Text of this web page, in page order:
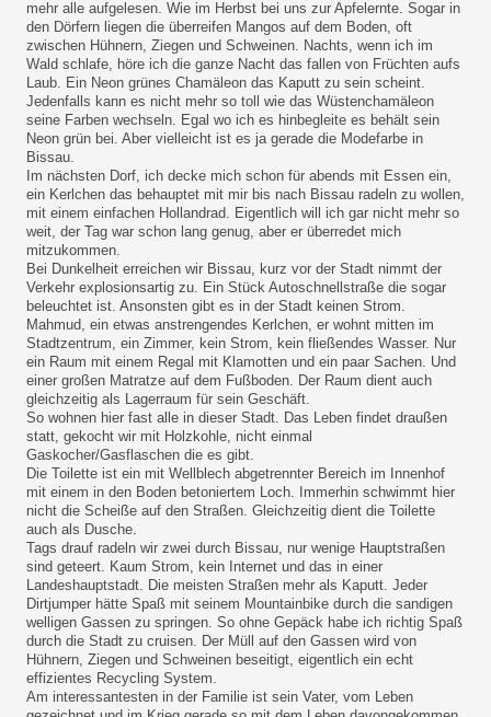
mehr alle aufgelesen. Wie im Herbst bei uns zur Apfelernte. Sogar in
den Dörfern liegen die überreifen Mangos auf dem Boden, oft
zwischen Hühnern, Ziegen und Schweinen. Nachts, wenn ich im
Wald schlafe, höre ich die ganze Nacht das fallen von Früchten aufs
Laub. Ein Neon grünes Chamäleon das Kaputt zu sein scheint.
Jedenfalls kann es nicht mehr so toll wie das Wüstenchamäleon
seine Farben wechseln. Egal wo ich es hinbegleite es behält sein
Neon grün bei. Aber vielleicht ist es ja gerade die Modefarbe in
Bissau.
Im nächsten Dorf, ich decke mich schon für abends mit Essen ein,
ein Kerlchen das behauptet mit mir bis nach Bissau radeln zu wollen,
mit einem einfachen Hollandrad. Eigentlich will ich gar nicht mehr so
weit, der Tag war schon lang genug, aber er überredet mich
mitzukommen.
Bei Dunkelheit erreichen wir Bissau, kurz vor der Stadt nimmt der
Verkehr explosionsartig zu. Ein Stück Autoschnellstraße die sogar
beleuchtet ist. Ansonsten gibt es in der Stadt keinen Strom.
Mahmud, ein etwas anstrengendes Kerlchen, er wohnt mitten im
Stadtzentrum, ein Zimmer, kein Strom, kein fließendes Wasser. Nur
ein Raum mit einem Regal mit Klamotten und ein paar Sachen. Und
einer großen Matratze auf dem Fußboden. Der Raum dient auch
gleichzeitig als Lagerraum für sein Geschäft.
So wohnen hier fast alle in dieser Stadt. Das Leben findet draußen
statt, gekocht wir mit Holzkohle, nicht einmal
Gaskocher/Gasflaschen die es gibt.
Die Toilette ist ein mit Wellblech abgetrennter Bereich im Innenhof
mit einem in den Boden betoniertem Loch. Immerhin schwimmt hier
nicht die Scheiße auf den Straßen. Gleichzeitig dient die Toilette
auch als Dusche.
Tags drauf radeln wir zwei durch Bissau, nur wenige Hauptstraßen
sind geteert. Kaum Strom, kein Internet und das in einer
Landeshauptstadt. Die meisten Straßen mehr als Kaputt. Jeder
Dirtjumper hätte Spaß mit seinem Mountainbike durch die sandigen
welligen Gassen zu springen. So ohne Gepäck habe ich richtig Spaß
durch die Stadt zu cruisen. Der Müll auf den Gassen wird von
Hühnern, Ziegen und Schweinen beseitigt, eigentlich ein echt
effizientes Recycling System.
Am interessantesten in der Familie ist sein Vater, vom Leben